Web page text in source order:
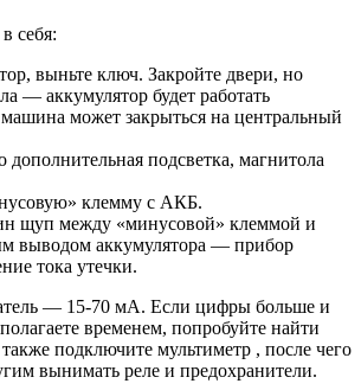
себя:
выньте ключ. Закройте двери, но
— аккумулятор будет работать
может закрыться на центральный
дополнительная подсветка, магнитола
клемму с АКБ.
щуп между «минусовой» клеммой и
выводом аккумулятора — прибор
тока утечки.
— 15-70 мА. Если цифры больше и
временем, попробуйте найти
подключите мультиметр , после чего
вынимать реле и предохранители.